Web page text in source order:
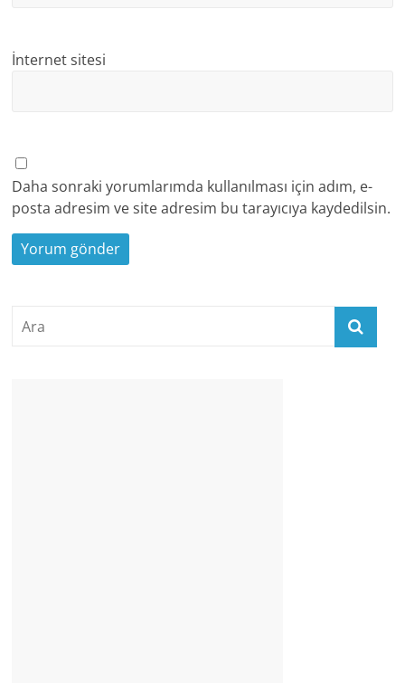
İnternet sitesi
Daha sonraki yorumlarımda kullanılması için adım, e-
posta adresim ve site adresim bu tarayıcıya kaydedilsin.